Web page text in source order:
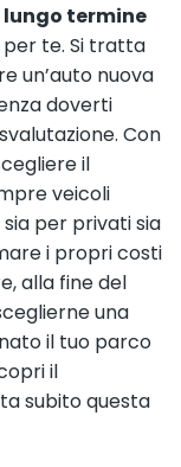
termine
te. Si tratta
un’auto nuova
doverti
Con
il
veicoli
sia per privati sia
i propri costi
alla fine del
una
il tuo parco
il
subito questa